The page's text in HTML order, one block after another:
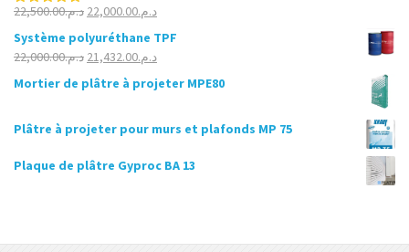
Note5.00د.م.22,500.00
Le
prix
initial
était :
د.م.22,500.00.
د.م.22,000.00
Le
est :
Système polyuréthane TPF
د.م.22,000.00
Le
prix
د.م.22,000.00.
د.م.21,432.00
Le
prix
actuel
د.م.21,432.00.
Mortier de plâtre à projeter MPE80
Plâtre à projeter pour murs et plafonds MP 75
Plaque de plâtre Gyproc BA 13